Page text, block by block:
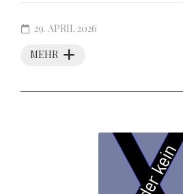
MEHR
29. APRIL 2026